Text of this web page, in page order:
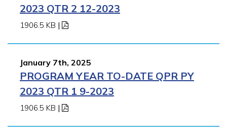
2023 QTR 2 12-2023
1906.5 KB |
January 7th, 2025
PROGRAM YEAR TO-DATE QPR PY
2023 QTR 1 9-2023
1906.5 KB |